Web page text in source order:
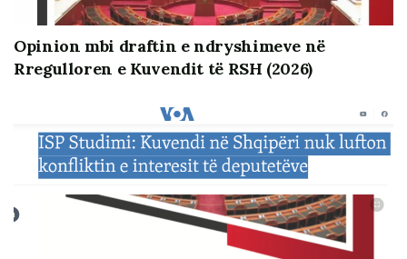
Opinion mbi draftin e ndryshimeve në
Rregulloren e Kuvendit të RSH (2026)